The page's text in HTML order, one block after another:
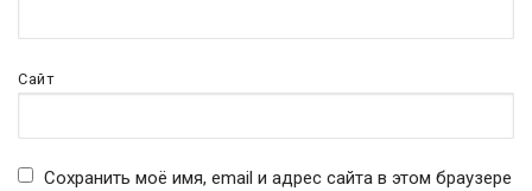
Сайт
Сохранить моё имя, email и адрес сайта в этом браузере